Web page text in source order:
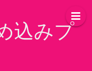
込みプ